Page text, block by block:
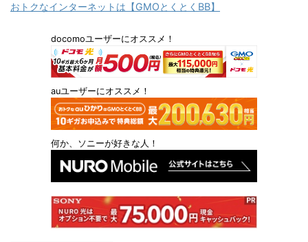
おトクなインターネットは【GMOとくとくBB】
docomoユーザーにオススメ！
auユーザーにオススメ！
何か、ソニーが好きな人！